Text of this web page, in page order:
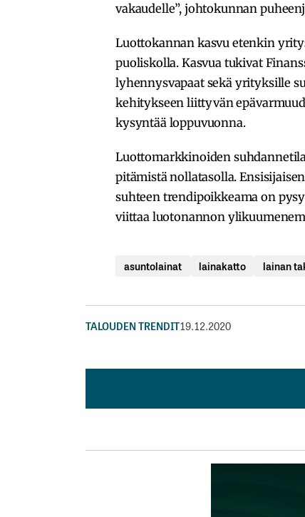
vakaudelle”, johtokunnan
Luottokannan kasvu etenkin
puoliskolla. Kasvua tukivat
lyhennysvapaat sekä yrityksille
kehitykseen liittyvän
kysyntää loppuvuonna.
Luottomarkkinoiden
pitämistä nollatasolla.
suhteen trendipoikkeama on
viittaa luotonannon
asuntolainat lainakatto lainan
TALOUDEN TRENDIT19.12.2020